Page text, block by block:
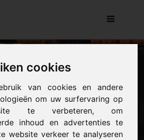
cookies
van cookies en andere
om uw surfervaring op
te verbeteren, om
inhoud en advertenties te
website verkeer te analyseren
Toggle
Gründe für
von Waren
und bekämpfen